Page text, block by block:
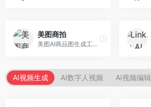
美图商拍
美图AI商品图生成工具，整合美图生态。面向电商卖家，提供商品图美化、模特替换、场景生成等服务，移动端操作便捷。
AI视频生成 AI数字人视频 AI视频编辑